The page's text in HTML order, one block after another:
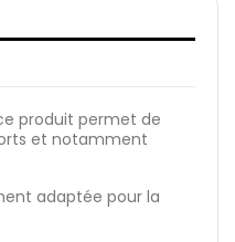
produit permet de
et notamment
adaptée pour la